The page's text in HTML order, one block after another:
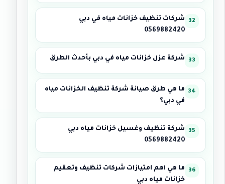
شركات تنظيف خزانات مياه في دبي
0569882420
شركة عزل خزانات مياه في دبي بأحدث الطرق
ما هي طرق صيانة شركة تنظيف الخزانات مياه
في دبي؟
شركة تنظيف وغسيل خزانات مياه دبي
0569882420
ما هي اهم امتيازات شركات تنظيف وتعقيم
خزانات مياه دبي